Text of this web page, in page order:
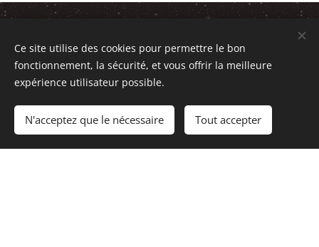
6. L'habillage
Ce site utilise des cookies pour permettre le bon
fonctionnement, la sécurité, et vous offrir la meilleure
expérience utilisateur possible.
N'acceptez que le nécessaire Tout accepter